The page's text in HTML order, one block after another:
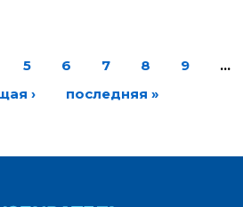
5 6 7 8 9
…
›
последняя »